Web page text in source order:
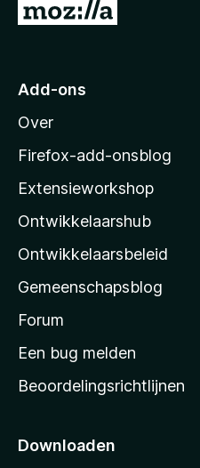
N
r
o
z
l
l
a
s
s
t
r
p
Add-ons
Over
Firefox-add-onsblog
Extensieworkshop
Ontwikkelaarshub
Ontwikkelaarsbeleid
Gemeenschapsblog
Forum
Een bug melden
Beoordelingsrichtlijnen
Downloaden